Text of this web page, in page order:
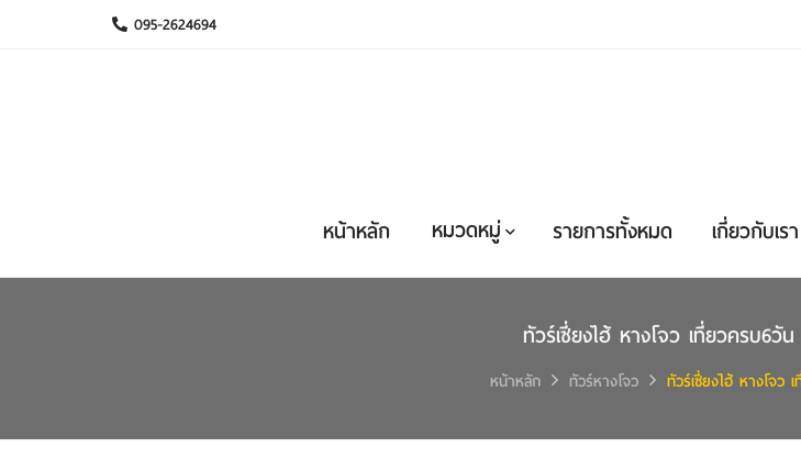
095-2624694
หน้าหลัก หมวดหมู่ รายการทั้งหมด เกี่ยวกับเรา
ทัวร์เซี่ยงไฮ้ หางโจว เที่ยวครบ6
หน้าหลัก ทัวร์หางโจว ทัวร์เซี่ยงไฮ้ หางโจว